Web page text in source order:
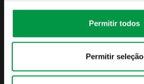
Permitir todos
Permitir seleção
INDICADORES DE ATIVIDADE
PUBLICAÇÕES OBRIGATÓRIAS
POLÍTICAS & PROCEDIMENTOS